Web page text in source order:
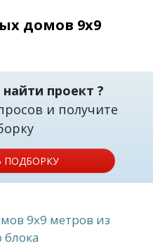
домов 9x9
проект ?
и получите
ПОДБОРКУ
9x9 метров из